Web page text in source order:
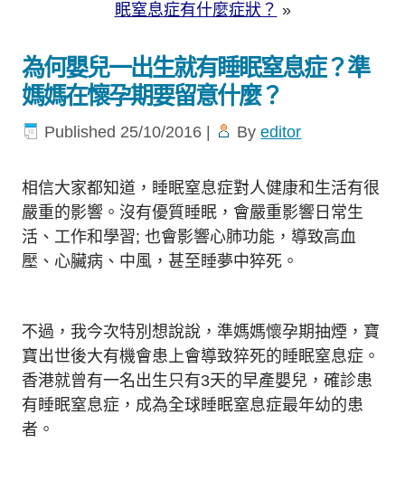
眠窒息症有什麼症狀？ »
為何嬰兒一出生就有睡眠窒息症？準
媽媽在懷孕期要留意什麼？
Published 25/10/2016 By editor
相信大家都知道，睡眠窒息症對人健康和生活有很
嚴重的影響。沒有優質睡眠，會嚴重影響日常生
活、工作和學習; 也會影響心肺功能，導致高血
壓、心臟病、中風，甚至睡夢中猝死。
不過，我今次特別想說說，準媽媽懷孕期抽煙，寶
寶出世後大有機會患上會導致猝死的睡眠窒息症。
香港就曾有一名出生只有3天的早產嬰兒，確診患
有睡眠窒息症，成為全球睡眠窒息症最年幼的患
者。